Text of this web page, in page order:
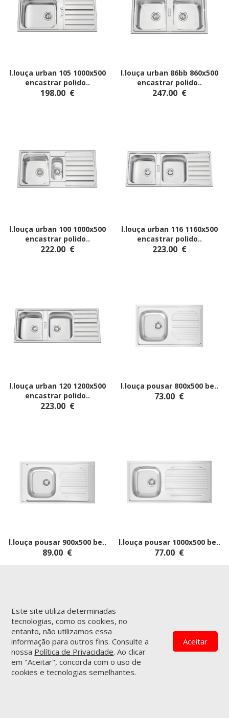
Este site utiliza determinadas
tecnologias, como os cookies, no
entanto, não utilizamos essa
informação para outros fins. Consulte a
nossa Política de Privacidade. Ao clicar
em "Aceitar", concorda com o uso de
cookies e tecnologias semelhantes.
Aceitar
l.louça urban 105 1000x500
encastrar polido..
198.00 €
l.louça urban 86bb 860x500
encastrar polido..
247.00 €
l.louça urban 100 1000x500
encastrar polido..
222.00 €
l.louça urban 116 1160x500
encastrar polido..
223.00 €
l.louça urban 120 1200x500
encastrar polido..
223.00 €
l.louça pousar 800x500 be..
73.00 €
l.louça pousar 900x500 be..
89.00 €
l.louça pousar 1000x500 be..
77.00 €